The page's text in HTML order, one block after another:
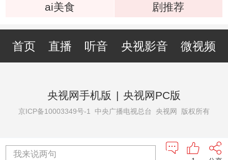
ai美食
剧推荐
首页 直播 听音 央视影音 微视频
央视网手机版 | 央视网PC版
京ICP备10003349号-1 中央广播电视总台 央视网 版权所有
我来说两句